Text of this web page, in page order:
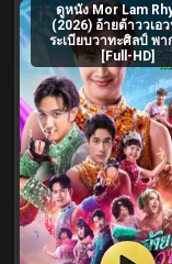
ดูหนัง Mor Lam
(2026) อ้ายต้าววเอ
ระเบียบวาทะศิลป์ พา
[Full-HD]